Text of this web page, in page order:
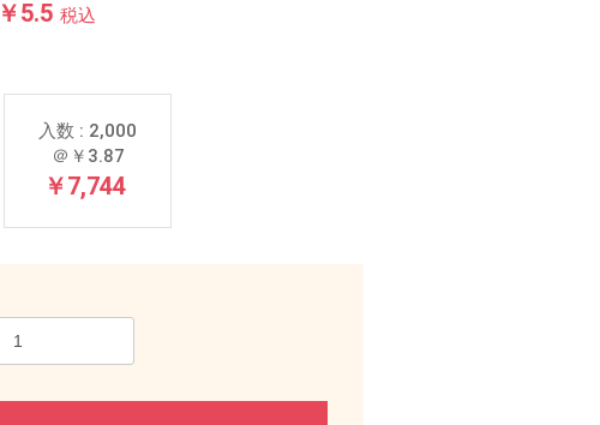
￥5.5 税込
入数 : 2,000
＠￥3.87
￥7,744